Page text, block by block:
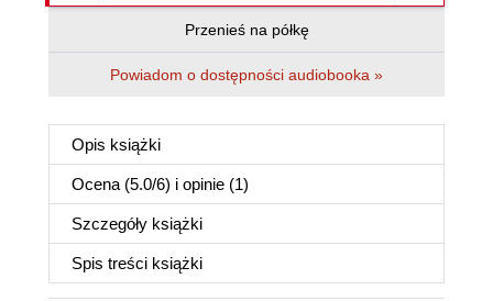
Przenieś na półkę
Powiadom o dostępności audiobooka »
Opis książki
Ocena (5.0/6) i opinie (1)
Szczegóły książki
Spis treści książki